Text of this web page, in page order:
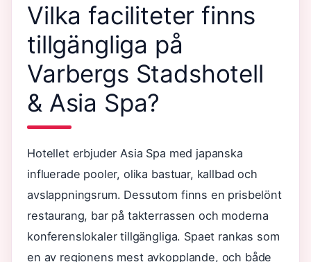
Vilka faciliteter finns
tillgängliga på
Varbergs Stadshotell
& Asia Spa?
Hotellet erbjuder Asia Spa med japanska
influerade pooler, olika bastuar, kallbad och
avslappningsrum. Dessutom finns en prisbelönt
restaurang, bar på takterrassen och moderna
konferenslokaler tillgängliga. Spaet rankas som
en av regionens mest avkopplande, och både